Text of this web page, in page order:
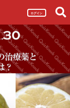
ログイン